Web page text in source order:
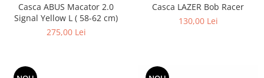
Casca ABUS Macator 2.0
Signal Yellow L ( 58-62 cm)
275,00 Lei
Casca LAZER Bob Racer
130,00 Lei